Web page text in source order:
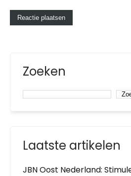
Zoeken
Laatste artikelen
JBN Oost Nederland: